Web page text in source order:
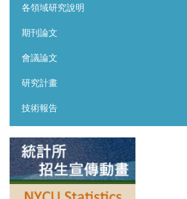
各領域研究說明
期刊論文
會議論文
研究計畫
技術報告